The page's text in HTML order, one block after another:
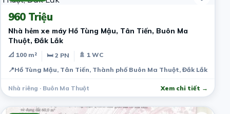
960 Triệu
Nhà hẻm xe máy Hồ Tùng Mậu, Tân Tiến, Buôn Ma
Thuột, Đắk Lắk
📐 100 m² 🛏 2 PN
🚿 1 WC
📍Hồ Tùng Mậu, Tân Tiến, Thành phố Buôn Ma Thuột, Đắk Lắk, Việt
Nhà riêng · Buôn Ma Thuột Xem chi tiết →